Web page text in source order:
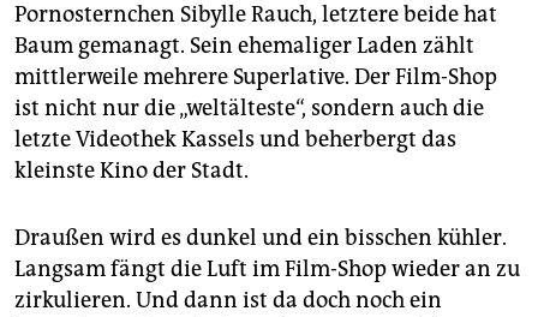
Pornosternchen Sibylle Rauch, letztere beide hat
Baum gemanagt. Sein ehemaliger Laden zählt
mittlerweile mehrere Superlative. Der Film-Shop
ist nicht nur die „weltälteste“, sondern auch die
letzte Videothek Kassels und beherbergt das
kleinste Kino der Stadt.
Draußen wird es dunkel und ein bisschen kühler.
Langsam fängt die Luft im Film-Shop wieder an zu
zirkulieren. Und dann ist da doch noch ein